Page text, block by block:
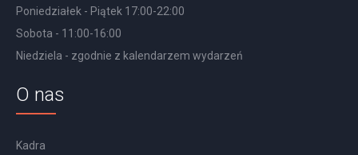
Poniedziałek - Piątek 17:00-22:00
Sobota - 11:00-16:00
Niedziela - zgodnie z kalendarzem wydarzeń
O nas
Kadra